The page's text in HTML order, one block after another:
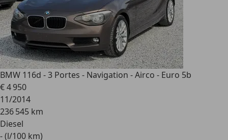
BMW 116d - 3 Portes - Navigation - Airco - Euro 5b
€ 4 950
11/2014
236 545 km
Diesel
- (l/100 km)